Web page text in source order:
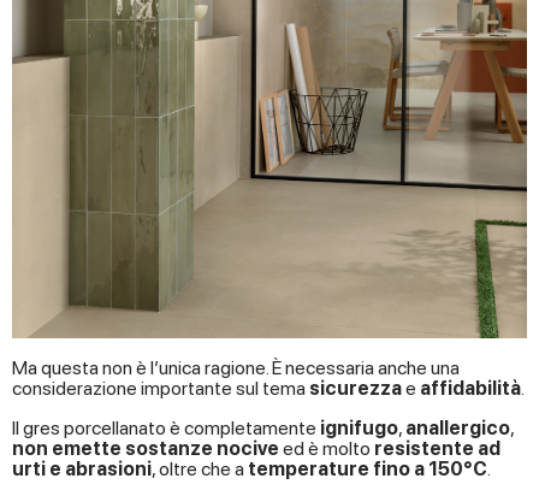
of their services.
Ma questa non è l’unica ragione. È necessaria anche una
considerazione importante sul tema sicurezzae affidabilità.
Il gres porcellanato è completamente ignifugo, anallergico,
non emette sostanze nocive ed è molto resistente ad
urti e abrasioni, oltre che a temperature fino a 150°C.